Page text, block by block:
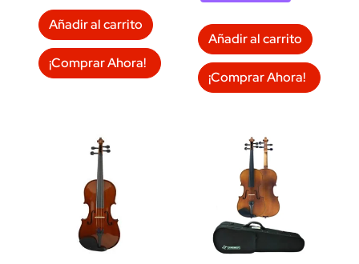
Añadir al carrito
¡Comprar Ahora!
Añadir al carrito
¡Comprar Ahora!